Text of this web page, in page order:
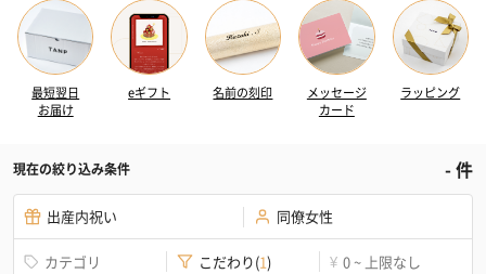
最短翌日
お届け
eギフト 名前の刻印
メッセージ
カード
ラッピング
現在の絞り込み条件 -件
出産内祝い 同僚女性
カテゴリ こだわり(1) ¥ 0 ~ 上限なし